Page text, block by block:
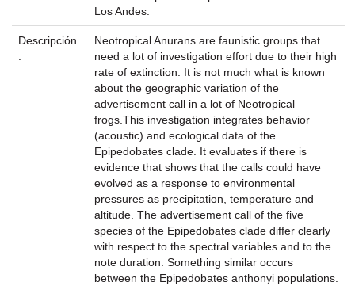
Los Andes.
Descripción
:
Neotropical Anurans are faunistic groups that
need a lot of investigation effort due to their high
rate of extinction. It is not much what is known
about the geographic variation of the
advertisement call in a lot of Neotropical
frogs.This investigation integrates behavior
(acoustic) and ecological data of the
Epipedobates clade. It evaluates if there is
evidence that shows that the calls could have
evolved as a response to environmental
pressures as precipitation, temperature and
altitude. The advertisement call of the five
species of the Epipedobates clade differ clearly
with respect to the spectral variables and to the
note duration. Something similar occurs
between the Epipedobates anthonyi populations.